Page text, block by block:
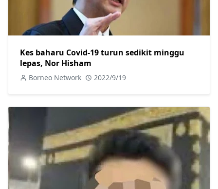
Kes baharu Covid-19 turun sedikit minggu
lepas, Nor Hisham
Borneo Network 2022/9/19